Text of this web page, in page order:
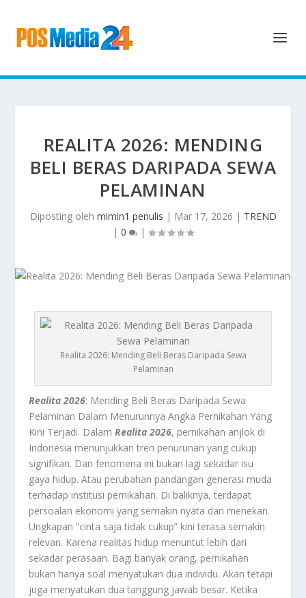
REALITA 2026: MENDING
BELI BERAS DARIPADA SEWA
PELAMINAN
Diposting oleh mimin1 penulis | Mar 17, 2026 | TREND
| 0 |
Realita 2026: Mending Beli Beras Daripada Sewa
Pelaminan
Realita 2026: Mending Beli Beras Daripada Sewa
Pelaminan Dalam Menurunnya Angka Pernikahan Yang
Kini Terjadi. DalamRealita 2026, pernikahan anjlok di
Indonesia menunjukkan tren penurunan yang cukup
signifikan. Dan fenomena ini bukan lagi sekadar isu
gaya hidup. Atau perubahan pandangan generasi muda
terhadap institusi pernikahan. Di baliknya, terdapat
persoalan ekonomi yang semakin nyata dan menekan.
Ungkapan “cinta saja tidak cukup” kini terasa semakin
relevan. Karena realitas hidup menuntut lebih dari
sekadar perasaan. Bagi banyak orang, pernikahan
bukan hanya soal menyatukan dua individu. Akan tetapi
juga menyatukan dua tanggung jawab besar. Ketika